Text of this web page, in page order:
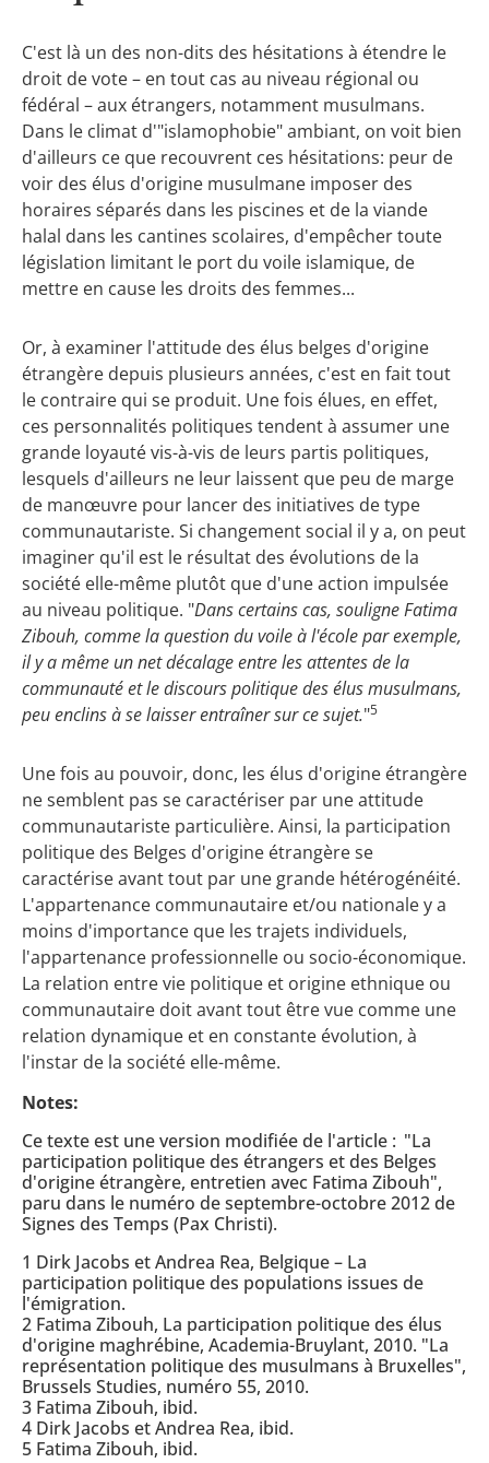
C'est là un des non-dits des hésitations à étendre le
droit de vote – en tout cas au niveau régional ou
fédéral – aux étrangers, notamment musulmans.
Dans le climat d'"islamophobie" ambiant, on voit bien
d'ailleurs ce que recouvrent ces hésitations: peur de
voir des élus d'origine musulmane imposer des
horaires séparés dans les piscines et de la viande
halal dans les cantines scolaires, d'empêcher toute
législation limitant le port du voile islamique, de
mettre en cause les droits des femmes...
Or, à examiner l'attitude des élus belges d'origine
étrangère depuis plusieurs années, c'est en fait tout
le contraire qui se produit. Une fois élues, en effet,
ces personnalités politiques tendent à assumer une
grande loyauté vis-à-vis de leurs partis politiques,
lesquels d'ailleurs ne leur laissent que peu de marge
de manœuvre pour lancer des initiatives de type
communautariste. Si changement social il y a, on peut
imaginer qu'il est le résultat des évolutions de la
société elle-même plutôt que d'une action impulsée
au niveau politique. "Dans certains cas, souligne Fatima
Zibouh, comme la question du voile à l'école par exemple,
il y a même un net décalage entre les attentes de la
communauté et le discours politique des élus musulmans,
peu enclins à se laisser entraîner sur ce sujet."5
Une fois au pouvoir, donc, les élus d'origine étrangère
ne semblent pas se caractériser par une attitude
communautariste particulière. Ainsi, la participation
politique des Belges d'origine étrangère se
caractérise avant tout par une grande hétérogénéité.
L'appartenance communautaire et/ou nationale y a
moins d'importance que les trajets individuels,
l'appartenance professionnelle ou socio-économique.
La relation entre vie politique et origine ethnique ou
communautaire doit avant tout être vue comme une
relation dynamique et en constante évolution, à
l'instar de la société elle-même.
Notes:
Ce texte est une version modifiée de l'article : "La
participation politique des étrangers et des Belges
d'origine étrangère, entretien avec Fatima Zibouh",
paru dans le numéro de septembre-octobre 2012 de
Signes des Temps (Pax Christi).
1 Dirk Jacobs et Andrea Rea, Belgique – La
participation politique des populations issues de
l'émigration.
2 Fatima Zibouh, La participation politique des élus
d'origine maghrébine, Academia-Bruylant, 2010. "La
représentation politique des musulmans à Bruxelles",
Brussels Studies, numéro 55, 2010.
3 Fatima Zibouh, ibid.
4 Dirk Jacobs et Andrea Rea, ibid.
5 Fatima Zibouh, ibid.